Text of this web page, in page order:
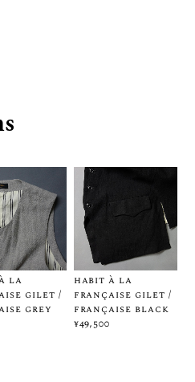
la
gilet /
grey
habit à la
française gilet /
française black
¥49,500